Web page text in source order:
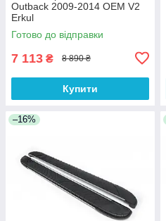
Outback 2009-2014 OEM V2
Erkul
Готово до відправки
7 113 ₴ 8 890 ₴
Купити
–16%